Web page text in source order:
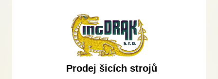
Prodej šicích strojů